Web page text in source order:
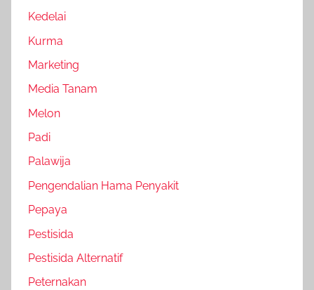
Kedelai
Kurma
Marketing
Media Tanam
Melon
Padi
Palawija
Pengendalian Hama Penyakit
Pepaya
Pestisida
Pestisida Alternatif
Peternakan